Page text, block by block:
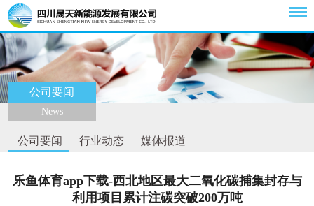
公司要闻
News
公司要闻 行业动态 媒体报道
乐鱼体育app下载-西北地区最大二氧化碳捕集封存与
利用项目累计注碳突破200万吨